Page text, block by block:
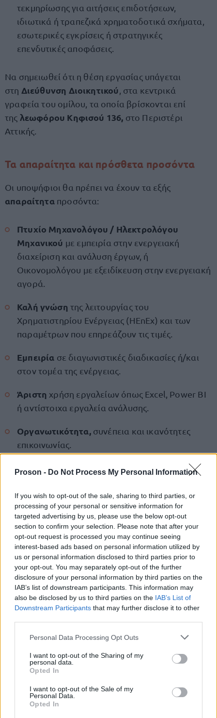
Proson - Do Not Process My Personal Information
If you wish to opt-out of the sale, sharing to third parties, or
processing of your personal or sensitive information for
targeted advertising by us, please use the below opt-out
section to confirm your selection. Please note that after your
opt-out request is processed you may continue seeing
interest-based ads based on personal information utilized by
us or personal information disclosed to third parties prior to
your opt-out. You may separately opt-out of the further
disclosure of your personal information by third parties on the
IAB’s list of downstream participants. This information may
also be disclosed by us to third parties on the IAB’s List of
Downstream Participants that may further disclose it to other
Please note that this website/app uses one or more Google
not limited to your visit or usage behaviour. You may click to
grant or deny consent to Google and its third-party tags to
use your data for below specified purposes in below Google
consent section.
Personal Data Processing Opt Outs
I want to opt-out of the Sharing of my
personal data.
Opted In
I want to opt-out of the Sale of my
Personal Data.
Opted In
τεκμηρίωσης για αιτήσεις επιδοτήσεων,
ιδιωτικά ή τραπεζικά χρηματοδοτικά σχήματα,
εσωτερικές εγκρίσεις ή στρατηγικές
επενδυτικές αποφάσεις.
Να σημειωθεί ότι η θέση εργασίας υπάγεται
στη Διεύθυνση Διοικητικού , στα κεντρικά
γραφεία του ομίλου, τα οποία βρίσκονται επί
της λεωφόρου Κηφισού 136, στο Περιστέρι
Αττικής.
Τα απαραίτητα και πρόσθετα προσόντα
Οι υποψήφιοι θα πρέπει να έχουν τα εξής
απαραίτητα προσόντα:
Πτυχίο Μηχανολόγου / Ηλεκτρολόγου
Μηχανικού με εμπειρία στην ενεργειακή
διαχείριση και ανάλυση έργων, ή
Οικονομολόγου με εξειδίκευση στην ενεργειακή
αγορά.
Καλή γνώση της λειτουργίας του
Χρηματιστηρίου Ενέργειας (HEnEx) και των
παραμέτρων που επηρεάζουν τις τιμές.
Εμπειρία σε διαγωνιστικές διαδικασίες ή/και
στον τομέα της ενέργειας.
Άριστη χρήση εργαλείων όπως Excel, Power BI
ή αντίστοιχα εργαλεία ανάλυσης.
Οργανωτικότητα, συνέπεια και ικανότητες
επικοινωνίας.
Οι υποψήφιοι θα πρέπει να έχουν τα εξής
Εμπειρία σε παρακολούθηση και διαχείριση
ενεργειακών έργων ή κατασκευαστικών έργων.
Αμοιβές και παροχές
Η γνωστή αλυσίδα σούπερ μάρκετ προσφέρει:
Πάγια μηνιαία αμοιβή ανάλογα με τα προσόντα
Πρόγραμμα ομαδικής ασφάλισης ζωής και
Εάν σας ενδιαφέρει η παραπάνω